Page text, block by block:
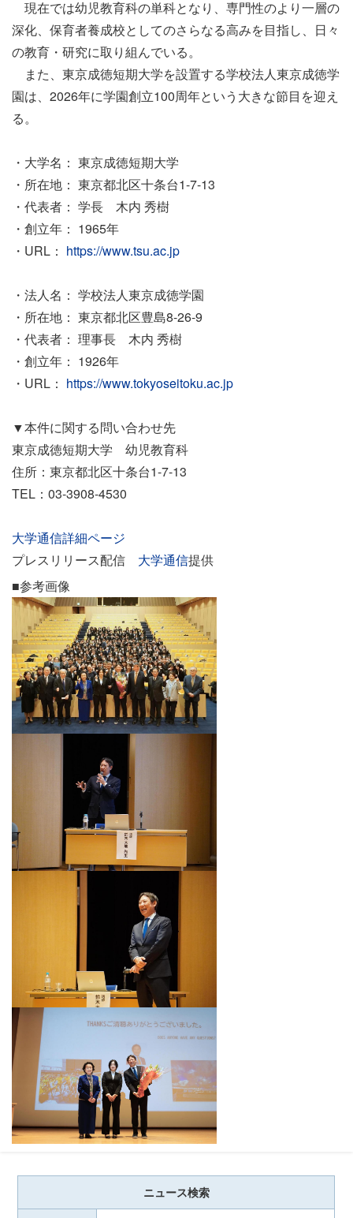
現在では幼児教育科の単科となり、専門性のより一層の
深化、保育者養成校としてのさらなる高みを目指し、日々
の教育・研究に取り組んでいる。
また、東京成徳短期大学を設置する学校法人東京成徳学
園は、2026年に学園創立100周年という大きな節目を迎え
る。
・大学名： 東京成徳短期大学
・所在地： 東京都北区十条台1-7-13
・代表者： 学長 木内 秀樹
・創立年： 1965年
・URL： https://www.tsu.ac.jp
・法人名： 学校法人東京成徳学園
・所在地： 東京都北区豊島8-26-9
・代表者： 理事長 木内 秀樹
・創立年： 1926年
・URL： https://www.tokyoseitoku.ac.jp
▼本件に関する問い合わせ先
東京成徳短期大学 幼児教育科
住所：東京都北区十条台1-7-13
TEL：03-3908-4530
大学通信詳細ページ
プレスリリース配信 大学通信提供
■参考画像
ニュース検索